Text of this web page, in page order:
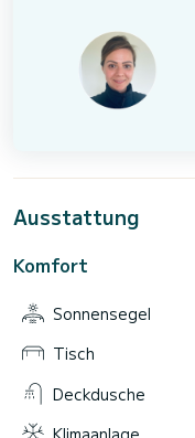
Ausstattung
Komfort
Sonnensegel
Tisch
Deckdusche
Klimaanlage